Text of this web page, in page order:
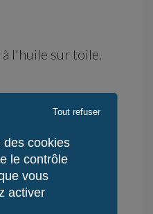
l'huile sur toile.
: 14 jours
du monde -
des cookies
le contrôle
vous
activer
Tout refuser